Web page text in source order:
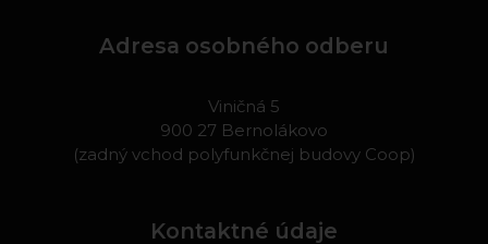
Adresa osobného odberu
Viničná 5
900 27 Bernolákovo
(zadný vchod polyfunkčnej budovy Coop)
Kontaktné údaje